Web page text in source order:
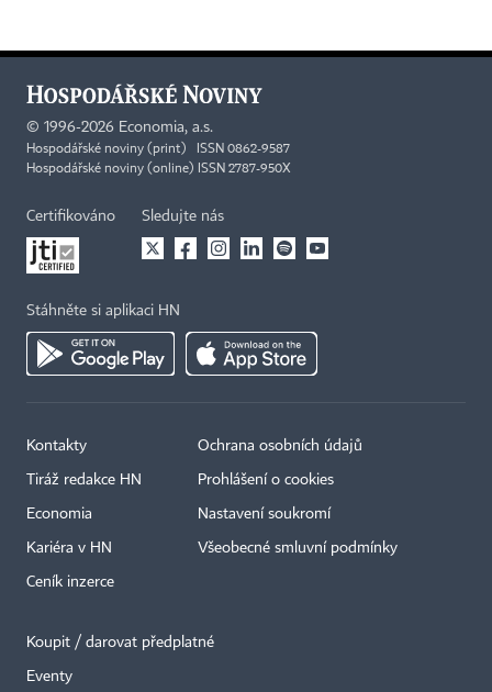
© 1996-2026 Economia, a.s.
Hospodářské noviny (print) ISSN 0862-9587
Hospodářské noviny (online) ISSN 2787-950X
Certifikováno Sledujte nás
Stáhněte si aplikaci HN
Kontakty
Tiráž redakce HN
Economia
Kariéra v HN
Ceník inzerce
Ochrana osobních údajů
Prohlášení o cookies
Nastavení soukromí
Všeobecné smluvní podmínky
Koupit / darovat předplatné
Eventy